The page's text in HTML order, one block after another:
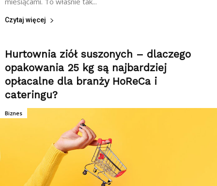
Czytaj więcej
Hurtownia ziół suszonych – dlaczego
opakowania 25 kg są najbardziej
opłacalne dla branży HoReCa i
cateringu?
Biznes